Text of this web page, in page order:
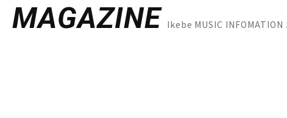
MAGAZINE Ikebe MUSIC INFOMATION